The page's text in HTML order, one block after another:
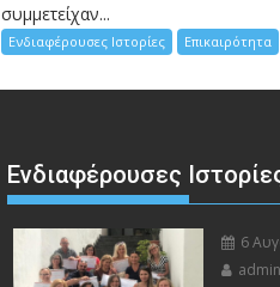
συμμετείχαν...
Ενδιαφέρουσες Ιστορίες Επικαιρότητα
Ενδιαφέρουσες
6